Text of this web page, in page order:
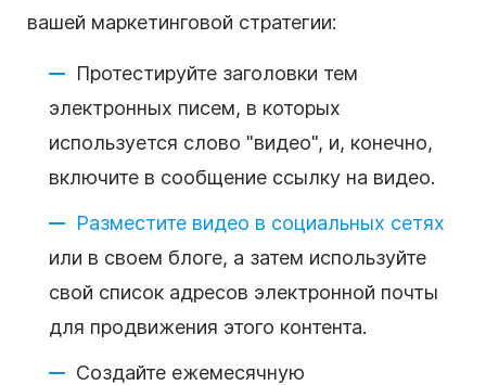
вашей маркетинговой стратегии:
Протестируйте заголовки тем
электронных писем, в которых
используется слово "видео", и, конечно,
включите в сообщение ссылку на видео.
Разместите видео в социальных сетях
или в своем блоге, а затем используйте
свой список адресов электронной почты
для продвижения этого контента.
Создайте ежемесячную